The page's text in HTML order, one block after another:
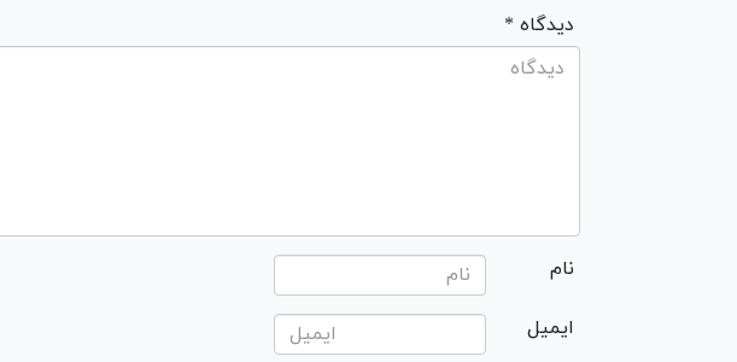
* دیدگاه
نام
ایمیل